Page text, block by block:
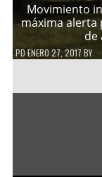
Movimiento
máxima alerta
de
PDENERO 27, 2017 BY